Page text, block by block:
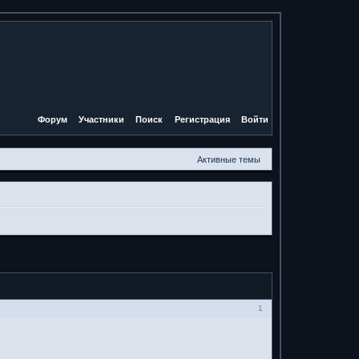
Форум Участники Поиск Регистрация Войти
Активные темы
1